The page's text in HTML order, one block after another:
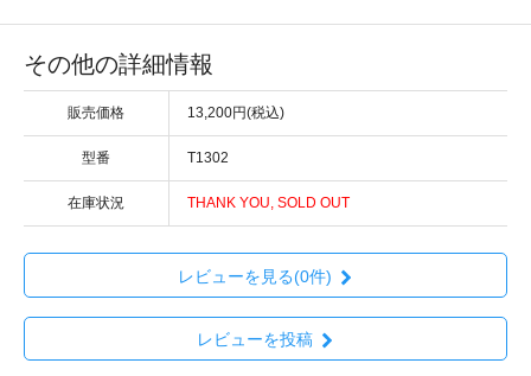
その他の詳細情報
販売価格 13,200円(税込)
型番 T1302
在庫状況 THANK YOU, SOLD OUT
レビューを見る(0件)
レビューを投稿